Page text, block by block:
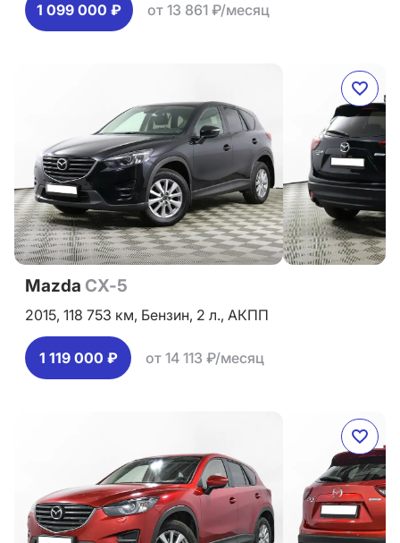
1 099 000 ₽ от 13 861 ₽/месяц
Mazda CX-5
2015, 118 753 км, Бензин, 2 л., АКПП
1 119 000 ₽ от 14 113 ₽/месяц